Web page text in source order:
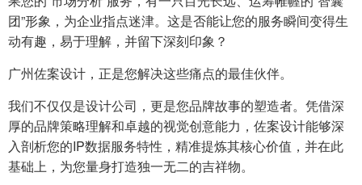
团”形象，为企业指点迷津。这是否能让您的服务瞬间变得生
动有趣，易于理解，并留下深刻印象？
广州佐案设计，正是您解决这些痛点的最佳伙伴。
我们不仅仅是设计公司，更是您品牌故事的塑造者。凭借深
厚的品牌策略理解和卓越的视觉创意能力，佐案设计能够深
入剖析您的IP数据服务特性，精准提炼其核心价值，并在此
基础上，为您量身打造独一无二的吉祥物。